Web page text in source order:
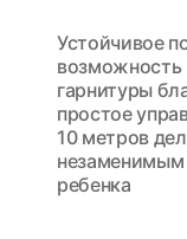
Устойчивое
возможность
гарнитуры
простое
10 метров
ребенка